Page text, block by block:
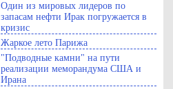
Один из мировых лидеров по
запасам нефти Ирак погружается в
кризис
Жаркое лето Парижа
"Подводные камни" на пути
реализации меморандума США и
Ирана